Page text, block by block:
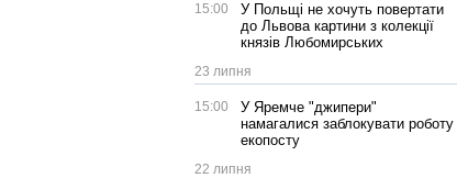
15:00
У Польщі не хочуть повертати
до Львова картини з колекції
князів Любомирських
23 липня
15:00
У Яремче "джипери"
намагалися заблокувати роботу
екопосту
22 липня